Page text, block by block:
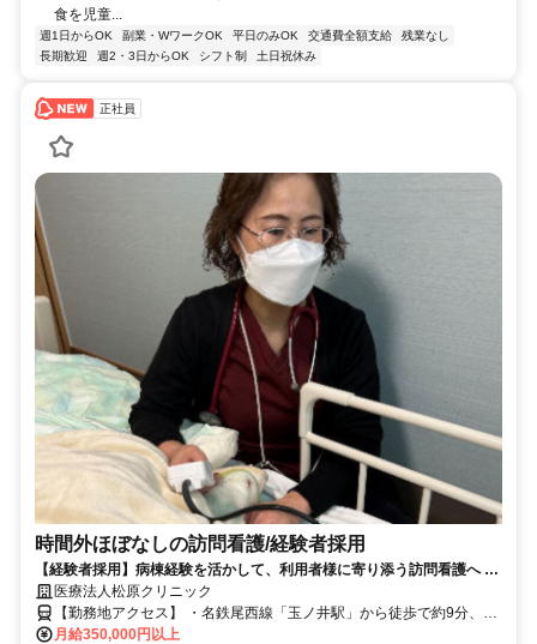
食を児童...
週1日からOK 副業・WワークOK 平日のみOK 交通費全額支給
残業なし
長期歓迎
週2・3日からOK シフト制 土日祝休み
正社員
時間外ほぼなしの訪問看護/経験者採用
【経験者採用】病棟経験を活かして、利用者様に寄り添う訪問看護へ 月
給35万円～＊賞与平均50万円＊日勤のみ＊基本定時退社
医療法人松原クリニック
【勤務地アクセス】 ・名鉄尾西線「玉ノ井駅」から徒歩で約9分、車
で約3分 ・名鉄尾西線「奥町駅」から車で5分 ・名鉄名古屋本線「新
月給350,000円以上